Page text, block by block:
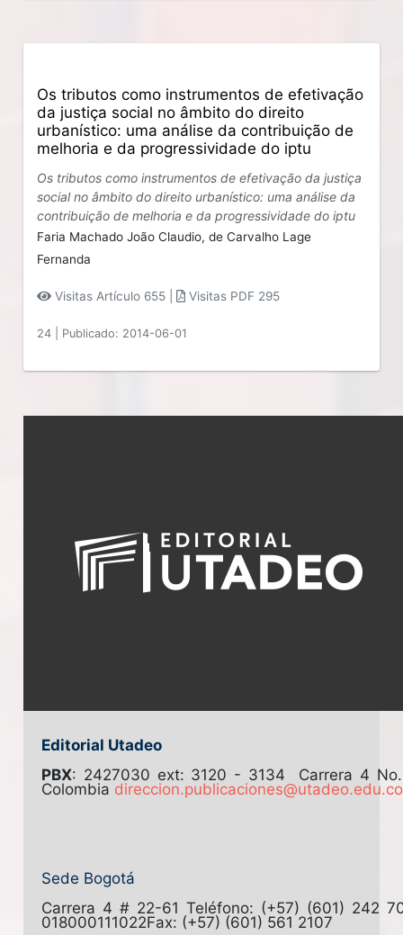
Os tributos como instrumentos de efetivação
da justiça social no âmbito do direito
urbanístico: uma análise da contribuição de
melhoria e da progressividade do iptu
Os tributos como instrumentos de efetivação da justiça
social no âmbito do direito urbanístico: uma análise da
contribuição de melhoria e da progressividade do iptu
Faria Machado João Claudio,de Carvalho Lage
Fernanda
Visitas Artículo 655 | Visitas PDF 295
24 Publicado: 2014-06-01
Editorial Utadeo
PBX: 2427030 ext: 3120 - 3134 Carrera 4
Colombia direccion.publicaciones@utadeo.edu.co
Sede Bogotá
Carrera 4 # 22-61Teléfono: (+57) (601) 242
018000111022Fax: (+57) (601) 561 2107